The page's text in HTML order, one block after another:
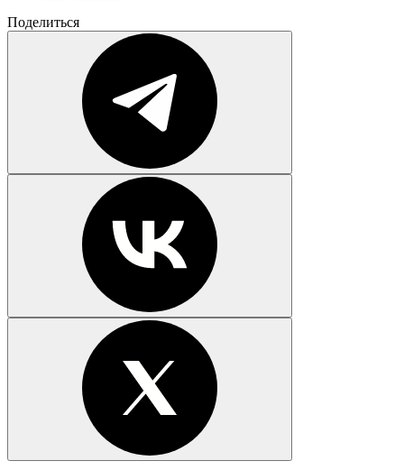
Поделиться